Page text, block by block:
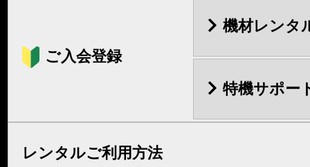
ご入会登録
機材レンタ
特機サポー
レンタルご利用方法